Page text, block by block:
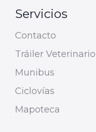
Servicios
Contacto
Tráiler Veterinario
Munibus
Ciclovías
Mapoteca